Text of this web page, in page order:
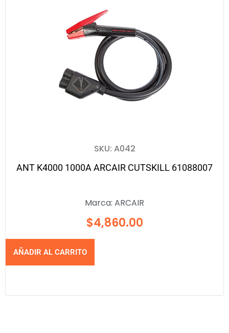
SKU: A042
ANT K4000 1000A ARCAIR CUTSKILL 61088007
Marca: ARCAIR
$4,860.00
AÑADIR AL CARRITO